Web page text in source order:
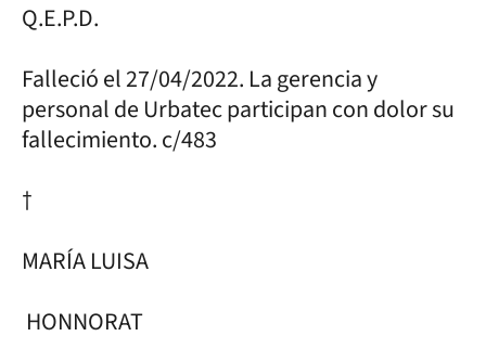
Q.E.P.D.
Falleció el 27/04/2022. La gerencia y
personal de Urbatec participan con dolor su
fallecimiento. c/483
†
MARÍA LUISA
HONNORAT